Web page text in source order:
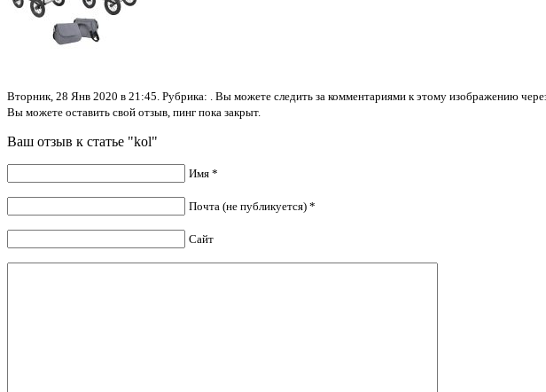
Вторник, 28 Янв 2020 в 21:45. Рубрика: . Вы можете следить за комментариями к этому изображению
Вы можете оставить свой отзыв, пинг пока закрыт.
Ваш отзыв к статье "kol"
Имя *
Почта (не публикуется) *
Сайт